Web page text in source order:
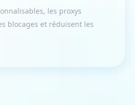
les proxys
blocages et réduisent les